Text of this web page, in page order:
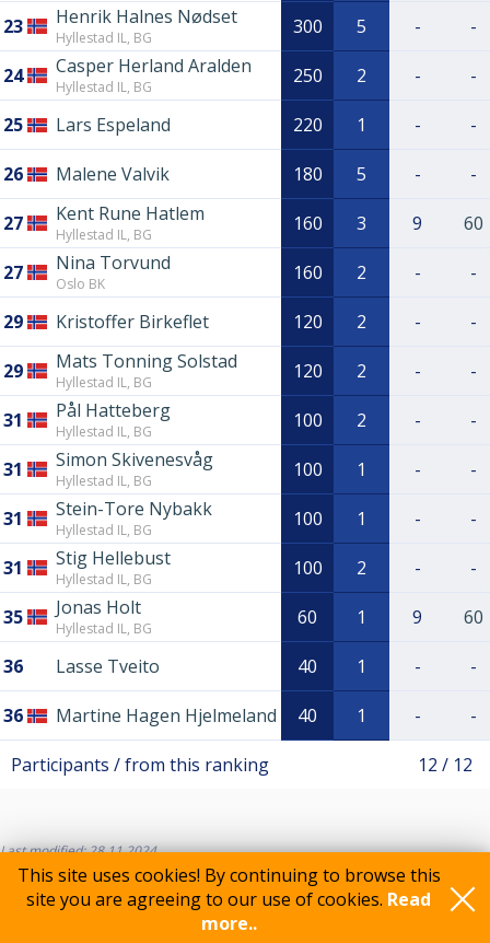
This site uses cookies! By continuing to browse this
site you are agreeing to our use of cookies. Read
more..
23 Henrik Halnes Nødset
Hyllestad IL, BG 300 5 - -
24 Casper Herland Aralden
Hyllestad IL, BG 250 2 - -
25 Lars Espeland 220 1 - -
26 Malene Valvik 180 5 - -
27 Kent Rune Hatlem
Hyllestad IL, BG 160 3 9 60
27 Nina Torvund
Oslo BK 160 2 - -
29 Kristoffer Birkeflet 120 2 - -
29 Mats Tonning Solstad
Hyllestad IL, BG 120 2 - -
31 Pål Hatteberg
Hyllestad IL, BG 100 2 - -
31 Simon Skivenesvåg
Hyllestad IL, BG 100 1 - -
31 Stein-Tore Nybakk
Hyllestad IL, BG 100 1 - -
31 Stig Hellebust
Hyllestad IL, BG 100 2 - -
35 Jonas Holt
Hyllestad IL, BG 60 1 9 60
36 Lasse Tveito 40 1 - -
36 Martine Hagen Hjelmeland 40 1 - -
Participants / from this ranking 12 / 12
Last modified: 28.11.2024
Feedback